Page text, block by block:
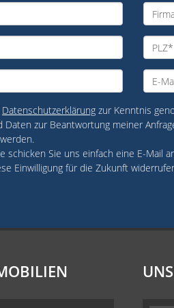
Datenschutzerklärung zur Kenntnis
Daten zur Beantwortung meiner
schicken Sie uns einfach eine E-Mail
Einwilligung für die Zukunft